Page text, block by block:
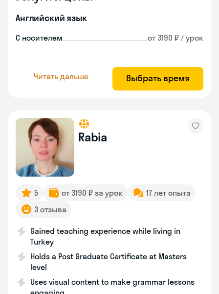
Английский язык
С носителем от 3190 ₽ / урок
Читать дальше Выбрать время
Rabia
5 от 3190 ₽ за урок
17 лет опыта
3 отзыва
Gained teaching experience while living in
Turkey
Holds a Post Graduate Certificate at Masters
level
Uses visual content to make grammar lessons